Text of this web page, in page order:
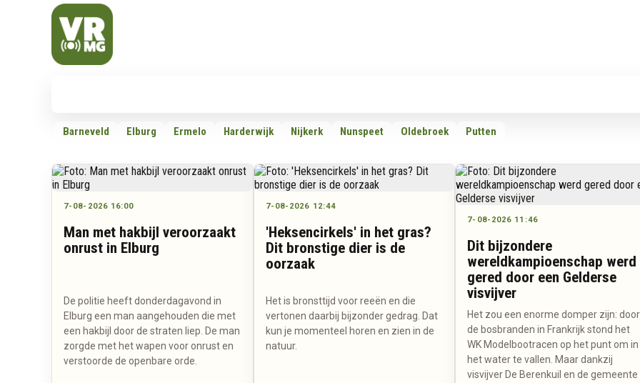
Veluwe Randmeer Mediagroep
VRMG, de omroep voor de Noord-West Veluwe
Barneveld Elburg Ermelo Harderwijk Nijkerk Nunspeet Oldebroek Putten
7-08-2026 16:00
Man met hakbijl veroorzaakt
onrust in Elburg
De politie heeft donderdagavond in
Elburg een man aangehouden die met
een hakbijl door de straten liep. De man
zorgde met het wapen voor onrust en
verstoorde de openbare orde.
7-08-2026 12:44
'Heksencirkels' in het gras?
Dit bronstige dier is de
oorzaak
Het is bronsttijd voor reeën en die
vertonen daarbij bijzonder gedrag. Dat
kun je momenteel horen en zien in de
natuur.
7-08-2026 11:46
Dit bijzondere
wereldkampioenschap werd
gered door een Gelderse
visvijver
Het zou een enorme domper zijn: door
de bosbranden in Frankrijk stond het
WK Modelbootracen op het punt om in
het water te vallen. Maar dankzij
visvijver De Berenkuil en de gemeente